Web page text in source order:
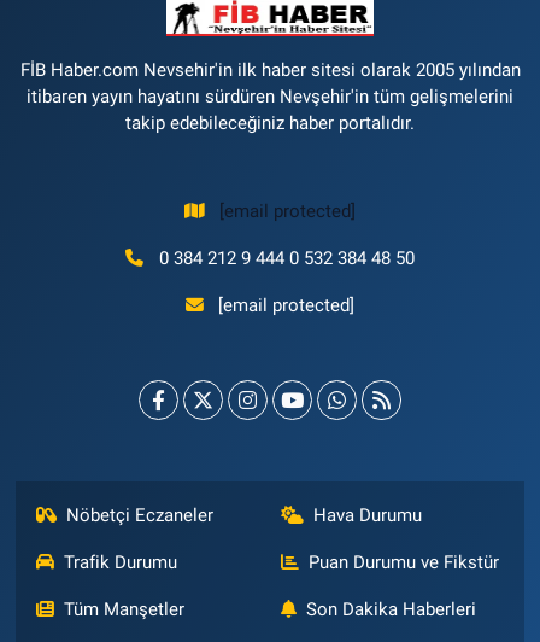
FİB Haber.com Nevsehir'in ilk haber sitesi olarak 2005 yılından
itibaren yayın hayatını sürdüren Nevşehir'in tüm gelişmelerini
takip edebileceğiniz haber portalıdır.
[email protected]
0 384 212 9 444 0 532 384 48 50
[email protected]
Nöbetçi Eczaneler Hava Durumu
Trafik Durumu Puan Durumu ve Fikstür
Tüm Manşetler Son Dakika Haberleri